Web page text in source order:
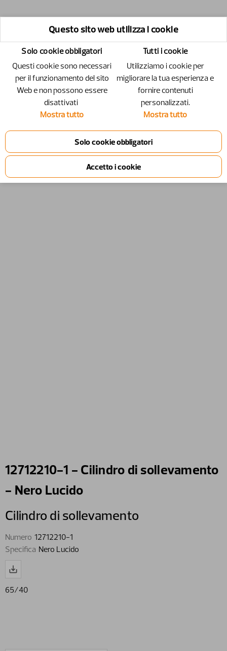
12712210-1 - Cilindro di sollevamento
- Nero Lucido
Cilindro di sollevamento
Numero 12712210-1
Specifica Nero Lucido
65/40
Questo sito web utilizza i cookie
Solo cookie obbligatori
Questi cookie sono necessari
per il funzionamento del sito
Web e non possono essere
disattivati ​​
Mostra tutto
Tutti i cookie
Utilizziamo i cookie per
migliorare la tua esperienza e
fornire contenuti
personalizzati.
Mostra tutto